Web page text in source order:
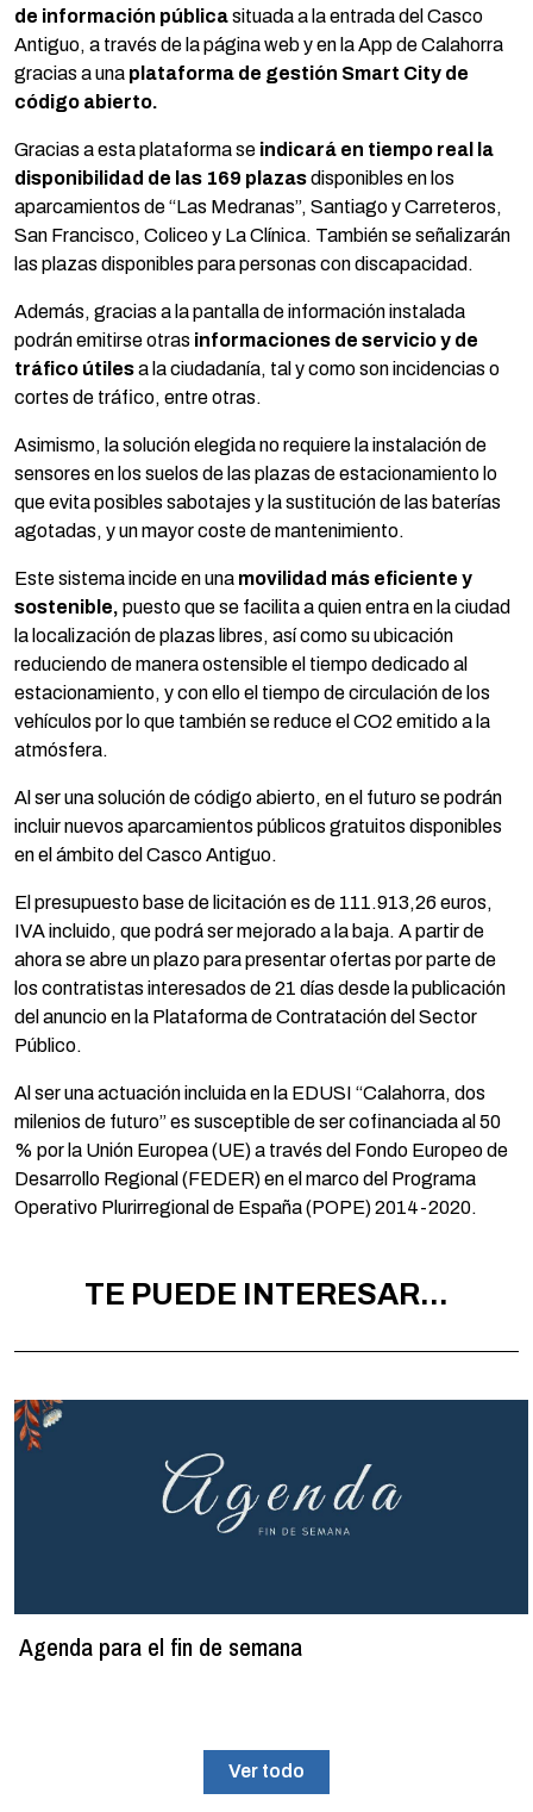
de información públicasituada a la entrada del Casco
Antiguo, a través de la página web y en la App de Calahorra
gracias a una plataforma de gestión Smart City de
código abierto.
Gracias a esta plataforma se indicará en tiempo real la
disponibilidad de las 169 plazasdisponibles en los
aparcamientos de “Las Medranas”, Santiago y Carreteros,
San Francisco, Coliceo y La Clínica. También se señalizarán
las plazas disponibles para personas con discapacidad.
Además, gracias a la pantalla de información instalada
podrán emitirse otras informaciones de servicio y de
tráfico útilesa la ciudadanía, tal y como son incidencias o
cortes de tráfico, entre otras.
Asimismo, la solución elegida no requiere la instalación de
sensores en los suelos de las plazas de estacionamiento lo
que evita posibles sabotajes y la sustitución de las baterías
agotadas, y un mayor coste de mantenimiento.
Este sistema incide en una movilidad más eficiente y
sostenible, puesto que se facilita a quien entra en la ciudad
la localización de plazas libres, así como su ubicación
reduciendo de manera ostensible el tiempo dedicado al
estacionamiento, y con ello el tiempo de circulación de los
vehículos por lo que también se reduce el CO2 emitido a la
atmósfera.
Al ser una solución de código abierto, en el futuro se podrán
incluir nuevos aparcamientos públicos gratuitos disponibles
en el ámbito del Casco Antiguo.
El presupuesto base de licitación es de 111.913,26 euros,
IVA incluido, que podrá ser mejorado a la baja. A partir de
ahora se abre un plazo para presentar ofertas por parte de
los contratistas interesados de 21 días desde la publicación
del anuncio en la Plataforma de Contratación del Sector
Público.
Al ser una actuación incluida en la EDUSI “Calahorra, dos
milenios de futuro” es susceptible de ser cofinanciada al 50
% por la Unión Europea (UE) a través del Fondo Europeo de
Desarrollo Regional (FEDER) en el marco del Programa
Operativo Plurirregional de España (POPE) 2014-2020.
TE PUEDE INTERESAR...
Agenda para el fin de semana
Ver todo